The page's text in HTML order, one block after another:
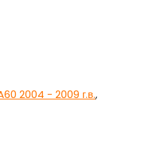
2004 - 2009 г.в.,